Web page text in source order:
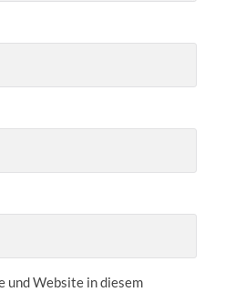
und Website in diesem